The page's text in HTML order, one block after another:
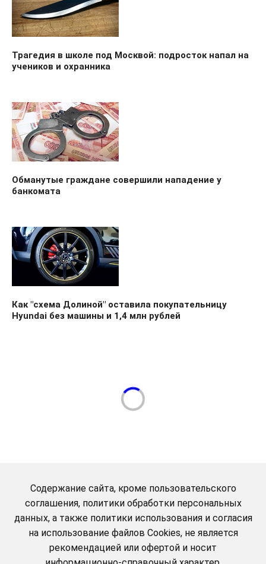
Трагедия в школе под Москвой: подросток напал на
учеников и охранника
Обманутые граждане совершили нападение у
банкомата
Как "схема Долиной" оставила покупательницу
Hyundai без машины и 1,4 млн рублей
Содержание сайта, кроме пользовательского
соглашения, политики обработки персональных
данных, а также политики использования и согласия
на использование файлов Cookies, не является
рекомендацией или офертой и носит